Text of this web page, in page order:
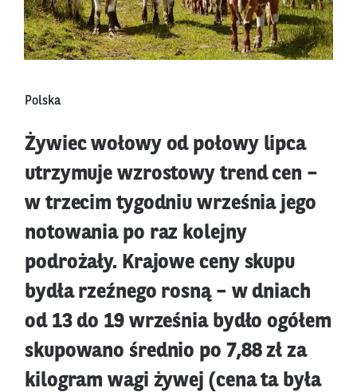
Polska
Żywiec wołowy od połowy lipca
utrzymuje wzrostowy trend cen –
w trzecim tygodniu września jego
notowania po raz kolejny
podrożały. Krajowe ceny skupu
bydła rzeźnego rosną – w dniach
od 13 do 19 września bydło ogółem
skupowano średnio po 7,88 zł za
kilogram wagi żywej (cena ta była